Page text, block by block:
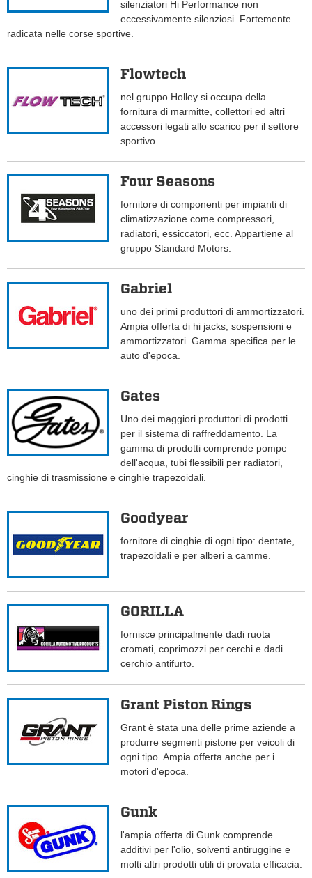
silenziatori Hi Performance non
eccessivamente silenziosi. Fortemente
radicata nelle corse sportive.
Flowtech
nel gruppo Holley si occupa della
fornitura di marmitte, collettori ed altri
accessori legati allo scarico per il settore
sportivo.
Four Seasons
fornitore di componenti per impianti di
climatizzazione come compressori,
radiatori, essiccatori, ecc. Appartiene al
gruppo Standard Motors.
Gabriel
uno dei primi produttori di ammortizzatori.
Ampia offerta di hi jacks, sospensioni e
ammortizzatori. Gamma specifica per le
auto d'epoca.
Gates
Uno dei maggiori produttori di prodotti
per il sistema di raffreddamento. La
gamma di prodotti comprende pompe
dell'acqua, tubi flessibili per radiatori,
cinghie di trasmissione e cinghie trapezoidali.
Goodyear
fornitore di cinghie di ogni tipo: dentate,
trapezoidali e per alberi a camme.
GORILLA
fornisce principalmente dadi ruota
cromati, coprimozzi per cerchi e dadi
cerchio antifurto.
Grant Piston Rings
Grant è stata una delle prime aziende a
produrre segmenti pistone per veicoli di
ogni tipo. Ampia offerta anche per i
motori d'epoca.
Gunk
l'ampia offerta di Gunk comprende
additivi per l'olio, solventi antiruggine e
molti altri prodotti utili di provata efficacia.